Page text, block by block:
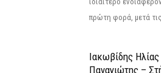
πρώτη φορά, μετά τις
Ιακωβίδης
Παναγιώτης –